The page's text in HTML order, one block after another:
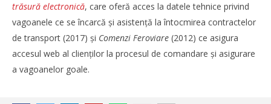
trăsură electronică, care oferă acces la datele tehnice privind
vagoanele ce se încarcă și asistență la întocmirea contractelor
de transport (2017) și Comenzi Feroviare (2012) ce asigura
accesul web al clienților la procesul de comandare și asigurare
a vagoanelor goale.